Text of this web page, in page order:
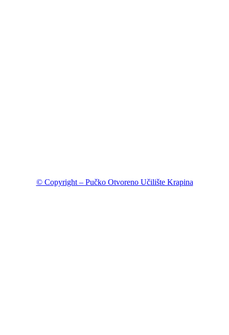
© Copyright – Pučko Otvoreno Učilište Krapina